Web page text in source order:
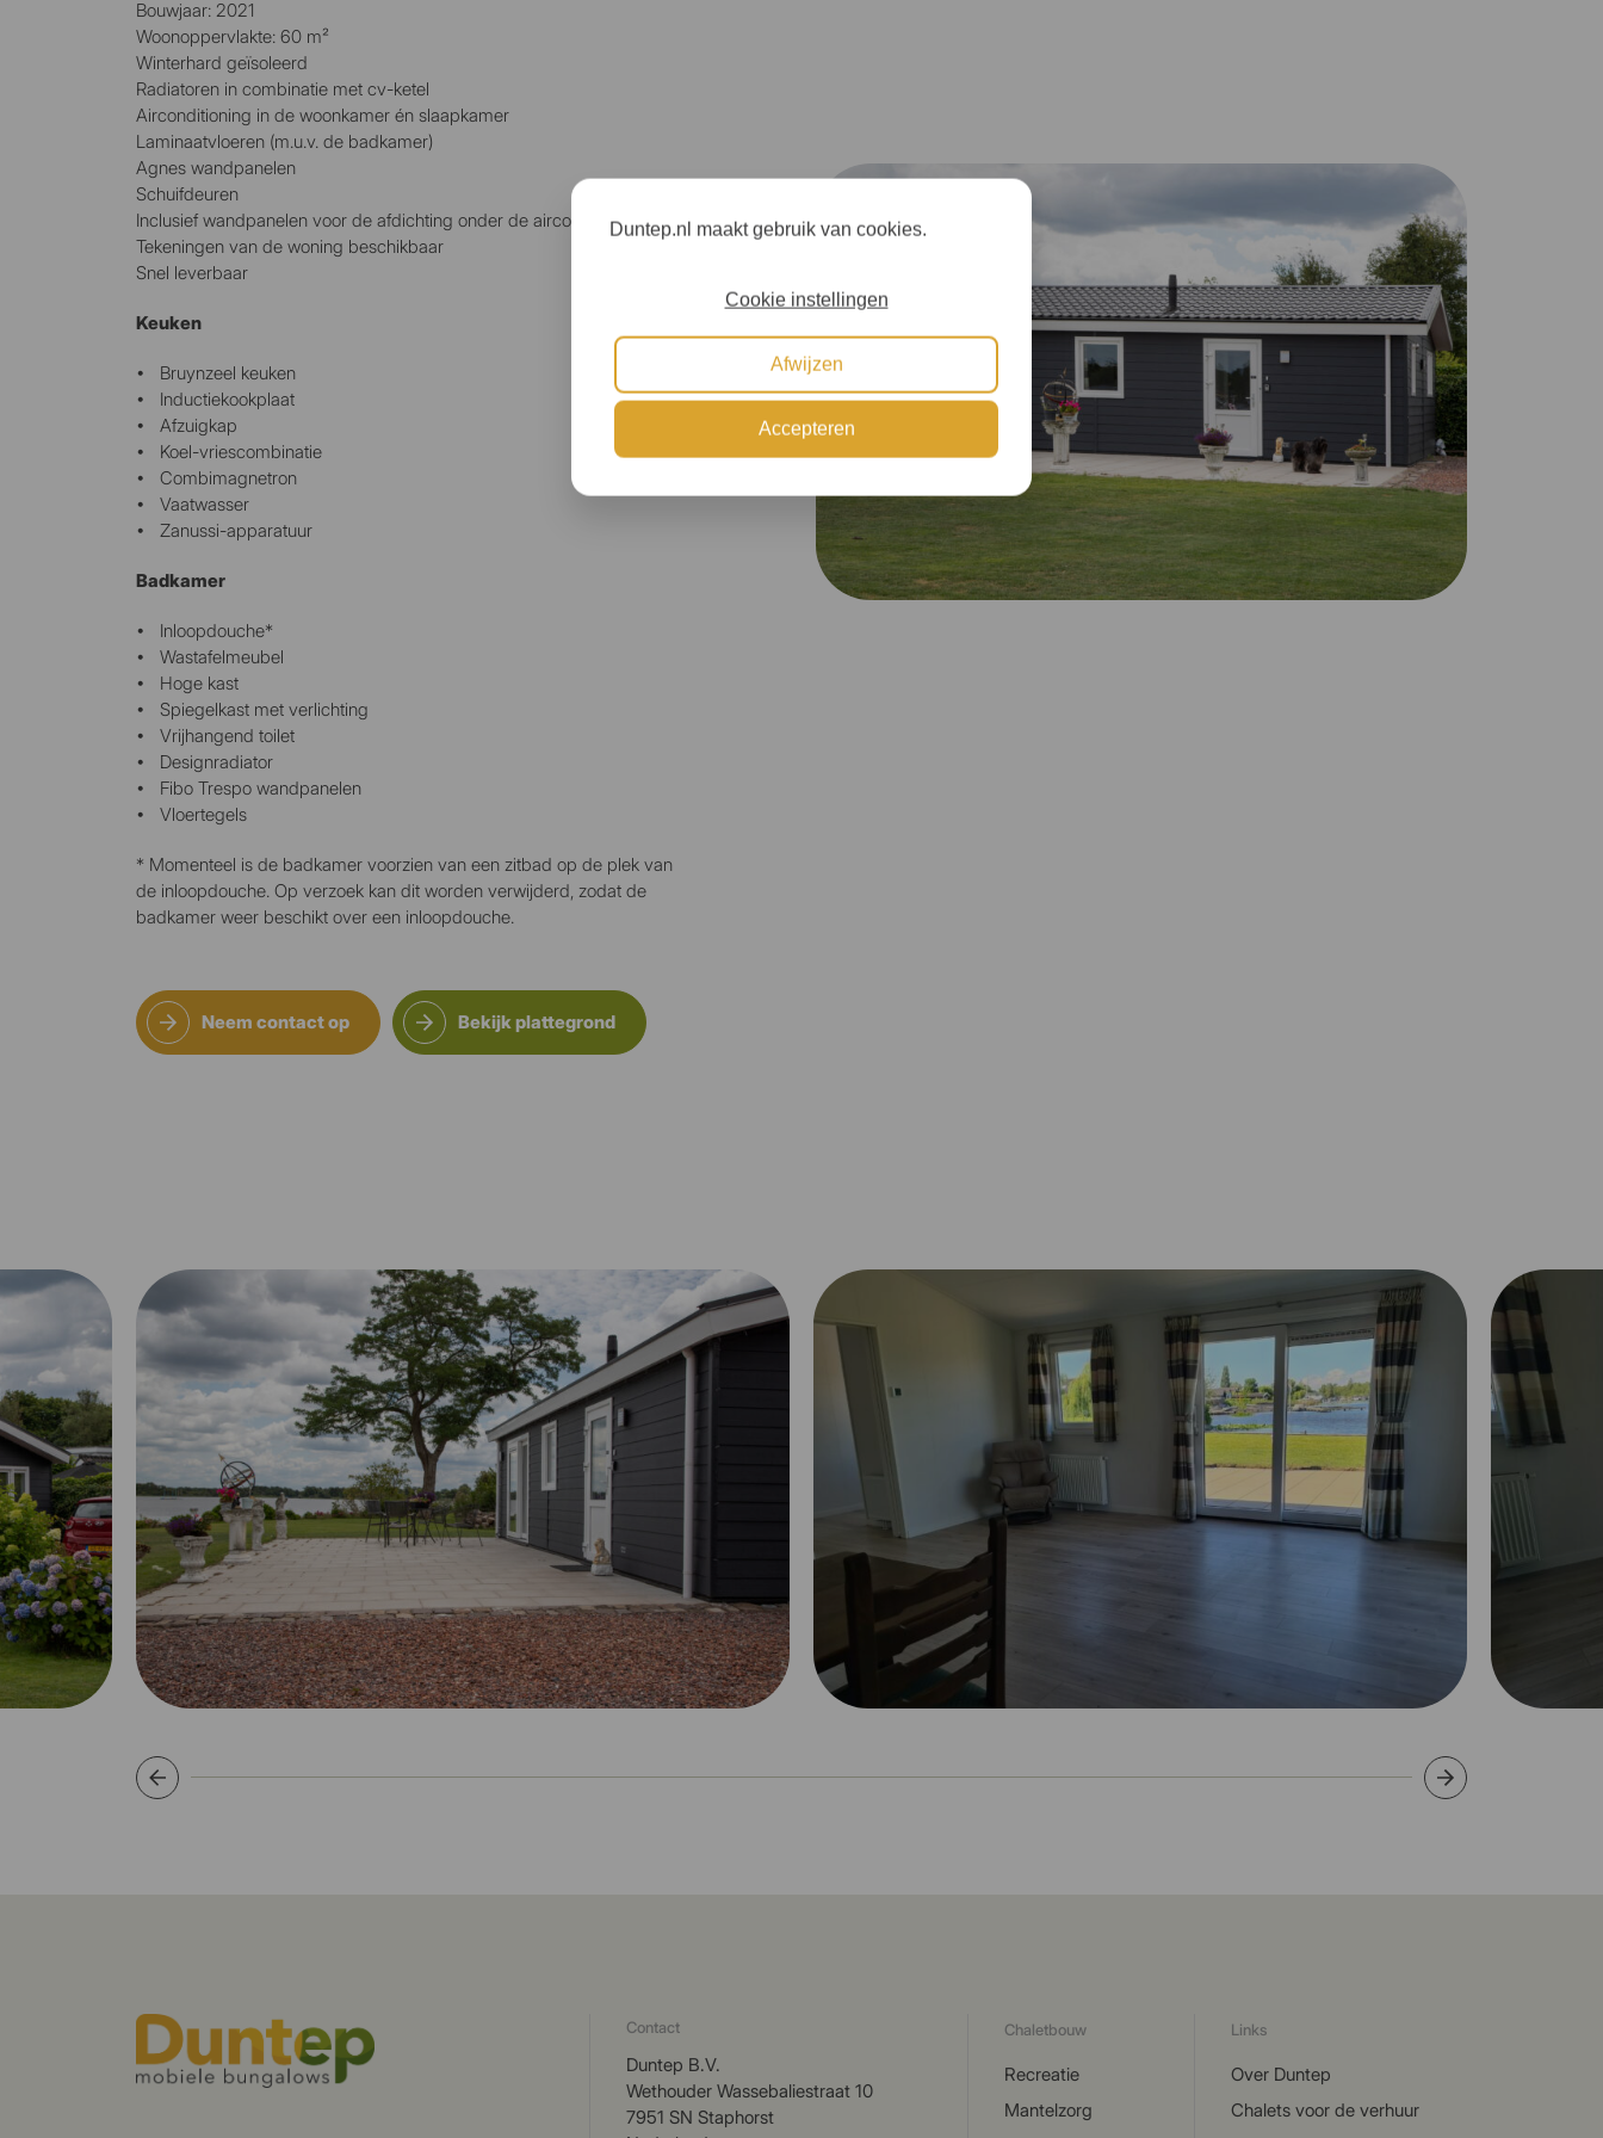
Bouwjaar: 2021
Woonoppervlakte: 60 m²
Winterhard geïsoleerd
Radiatoren in combinatie met cv-ketel
Airconditioning in de woonkamer én slaapkamer
Laminaatvloeren (m.u.v. de badkamer)
Agnes wandpanelen
Schuifdeuren
Inclusief wandpanelen voor de afdichting onder de airco’s
Tekeningen van de woning beschikbaar
Snel leverbaar
Keuken
Bruynzeel keuken
Inductiekookplaat
Afzuigkap
Koel-vriescombinatie
Combimagnetron
Vaatwasser
Zanussi-apparatuur
Badkamer
Inloopdouche*
Wastafelmeubel
Hoge kast
Spiegelkast met verlichting
Vrijhangend toilet
Designradiator
Fibo Trespo wandpanelen
Vloertegels
* Momenteel is de badkamer voorzien van een zitbad op de plek van
de inloopdouche. Op verzoek kan dit worden verwijderd, zodat de
badkamer weer beschikt over een inloopdouche.
Neem contact op Bekijk plattegrond
Contact
Duntep B.V.
Wethouder Wassebaliestraat 10
7951 SN Staphorst
Chaletbouw
Recreatie
Mantelzorg
Links
Over Duntep
Chalets voor de verhuur
Duntep.nl maakt gebruik van cookies.
Cookie instellingen
Afwijzen
Accepteren